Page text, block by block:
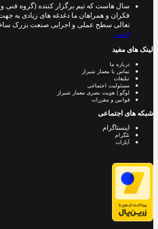
سال هاست که تیم برگزار کننده (گروه فنی
فکران و همراهان ما دغدغه های زیادی به
تعالی سطح عملی و اجرایی صنعت بزرک
ادامه ..
لینک های مفید
درباره ما
تماس با معمار شیراز
تبلیغات
مسئولیت اجتماعی
لوگو | هویت بصری معمار شیراز
قوانین و مقررات
شبکه های اجتماعی
اینستاگرام
تلگرام
آپارات